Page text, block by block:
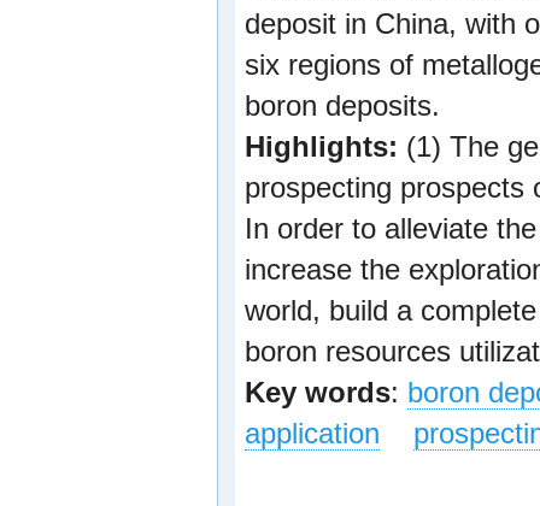
deposit in China, with
six regions of
boron deposits.
Highlights: (1) The
prospecting prospects
In order to alleviate
increase the
world, build a
boron resources
Key words: boron
application